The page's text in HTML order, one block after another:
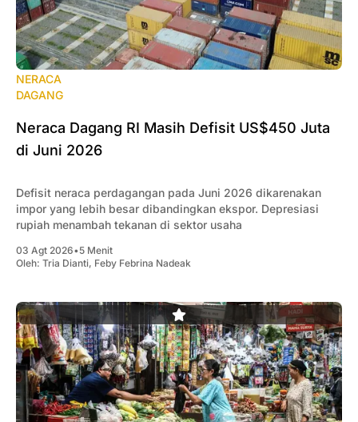
NERACA
DAGANG
Neraca Dagang RI Masih Defisit US$450 Juta
di Juni 2026
Defisit neraca perdagangan pada Juni 2026 dikarenakan
impor yang lebih besar dibandingkan ekspor. Depresiasi
rupiah menambah tekanan di sektor usaha
03 Agt 2026•5 Menit
Oleh: Tria Dianti, Feby Febrina Nadeak